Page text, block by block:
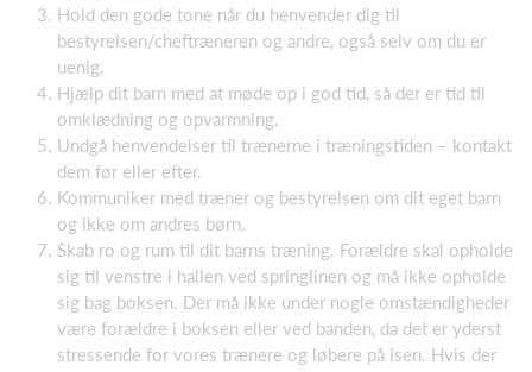
Hold den gode tone når du henvender dig til
bestyrelsen/cheftræneren og andre, også selv om du er
uenig.
Hjælp dit barn med at møde op i god tid, så der er tid til
omklædning og opvarmning.
Undgå henvendelser til trænerne i træningstiden – kontakt
dem før eller efter.
Kommuniker med træner og bestyrelsen om dit eget barn
og ikke om andres børn.
Skab ro og rum til dit barns træning. Forældre skal opholde
sig til venstre i hallen ved springlinen og må ikke opholde
sig bag boksen. Der må ikke under nogle omstændigheder
være forældre i boksen eller ved banden, da det er yderst
stressende for vores trænere og løbere på isen. Hvis der